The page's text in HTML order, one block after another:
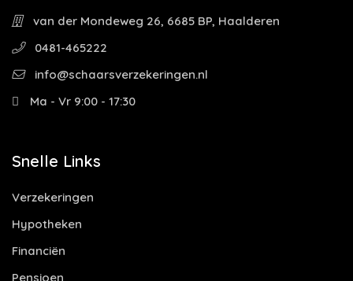
van der Mondeweg 26, 6685 BP, Haalderen
0481-465222
info@schaarsverzekeringen.nl
Ma - Vr 9:00 - 17:30
Snelle Links
Verzekeringen
Hypotheken
Financiën
Pensioen